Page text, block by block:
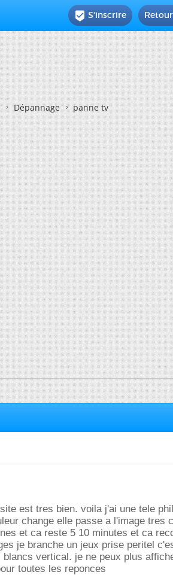
 S'inscrire
Dépannage panne tv
est tres bien. voila j'ai une tele
change elle passe a l'image tres
et ca reste 5 10 minutes et ca
je branche un jeux prise peritel
vertical. je ne peux plus
toutes les reponces